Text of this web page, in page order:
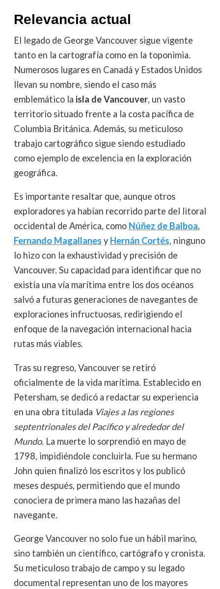
Relevancia actual
El legado de George Vancouver sigue vigente
tanto en la cartografía como en la toponimia.
Numerosos lugares en Canadá y Estados Unidos
llevan su nombre, siendo el caso más
emblemático la isla de Vancouver, un vasto
territorio situado frente a la costa pacífica de
Columbia Británica. Además, su meticuloso
trabajo cartográfico sigue siendo estudiado
como ejemplo de excelencia en la exploración
geográfica.
Es importante resaltar que, aunque otros
exploradores ya habían recorrido parte del litoral
occidental de América, como Núñez de Balboa,
Fernando Magallanes y Hernán Cortés, ninguno
lo hizo con la exhaustividad y precisión de
Vancouver. Su capacidad para identificar que no
existía una vía marítima entre los dos océanos
salvó a futuras generaciones de navegantes de
exploraciones infructuosas, redirigiendo el
enfoque de la navegación internacional hacia
rutas más viables.
Tras su regreso, Vancouver se retiró
oficialmente de la vida marítima. Establecido en
Petersham, se dedicó a redactar su experiencia
en una obra titulada Viajes a las regiones
septentrionales del Pacífico y alrededor del
Mundo. La muerte lo sorprendió en mayo de
1798, impidiéndole concluirla. Fue su hermano
John quien finalizó los escritos y los publicó
meses después, permitiendo que el mundo
conociera de primera mano las hazañas del
navegante.
George Vancouver no solo fue un hábil marino,
sino también un científico, cartógrafo y cronista.
Su meticuloso trabajo de campo y su legado
documental representan uno de los mayores